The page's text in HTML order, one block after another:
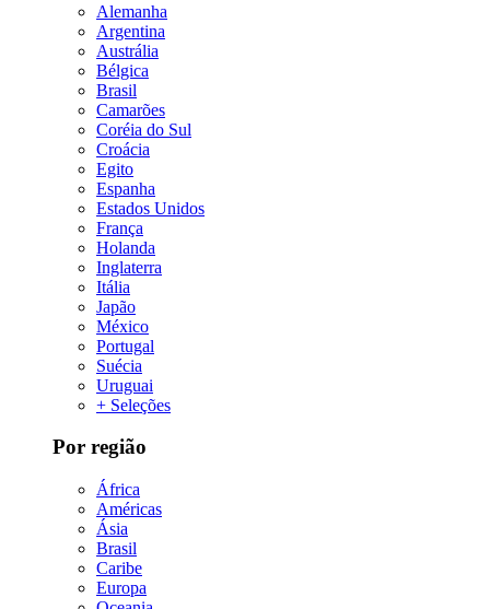
Alemanha
Argentina
Austrália
Bélgica
Brasil
Camarões
Coréia do Sul
Croácia
Egito
Espanha
Estados Unidos
França
Holanda
Inglaterra
Itália
Japão
México
Portugal
Suécia
Uruguai
+ Seleções
Por região
África
Américas
Ásia
Brasil
Caribe
Europa